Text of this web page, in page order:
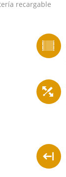
recargable